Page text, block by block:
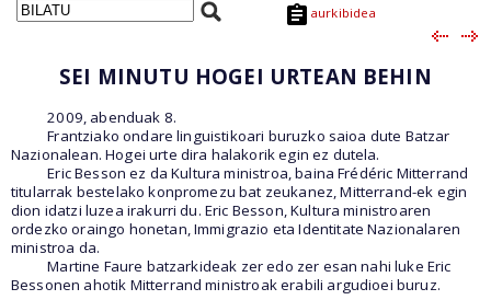
aurkibidea
SEI MINUTU HOGEI URTEAN BEHIN
2009, abenduak 8.
Frantziako ondare linguistikoari buruzko saioa dute Batzar
Nazionalean. Hogei urte dira halakorik egin ez dutela.
Eric Besson ez da Kultura ministroa, baina Frédéric Mitterrand
titularrak bestelako konpromezu bat zeukanez, Mitterrand-ek egin
dion idatzi luzea irakurri du. Eric Besson, Kultura ministroaren
ordezko oraingo honetan, Immigrazio eta Identitate Nazionalaren
ministroa da.
Martine Faure batzarkideak zer edo zer esan nahi luke Eric
Bessonen ahotik Mitterrand ministroak erabili argudioei buruz.